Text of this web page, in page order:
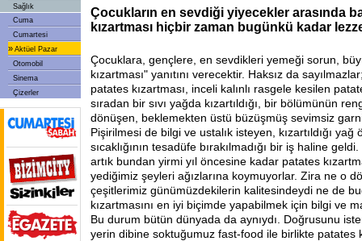
Sağlık
Cuma
Cumartesi
» Aktüel Pazar
Otomobil
Sinema
Çizerler
Çocukların en sevdiği yiyecekler arasında
kızartması hiçbir zaman bugünkü kadar
Çocuklara, gençlere, en sevdikleri yemeği sorun,
kızartması" yanıtını verecektir. Haksız da
patates kızartması, inceli kalınlı rasgele kesilen
sıradan bir sıvı yağda kızartıldığı, bir bölümünün
dönüşen, beklemekten üstü büzüşmüş sevimsiz
Pişirilmesi de bilgi ve ustalık isteyen, kızartıldığı yağ
sıcaklığının tesadüfe bırakılmadığı bir iş haline
artık bundan yirmi yıl öncesine kadar patates
yediğimiz şeyleri ağızlarına koymuyorlar. Zira ne o
çeşitlerimiz günümüzdekilerin kalitesindeydi ne de
kızartmasını en iyi biçimde yapabilmek için bilgi ve
Bu durum bütün dünyada da aynıydı. Doğrusunu
yerin dibine soktuğumuz fast-food ile birlikte patates